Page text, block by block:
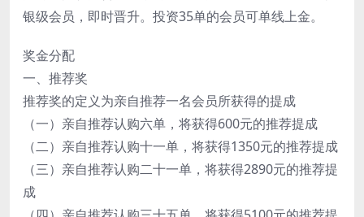
银级会员，即时晋升。投资35单的会员可单线上金。
奖金分配
一、推荐奖
推荐奖的定义为亲自推荐一名会员所获得的提成
（一）亲自推荐认购六单，将获得600元的推荐提成
（二）亲自推荐认购十一单，将获得1350元的推荐提成
（三）亲自推荐认购二十一单，将获得2890元的推荐提
成